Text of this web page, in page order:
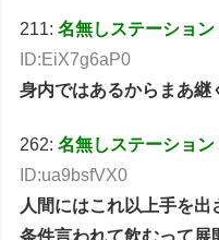
211:名無しステーション
ID:EiX7g6aP0
身内ではあるからまあ継
262:名無しステーション
ID:ua9bsfVX0
人間にはこれ以上手を出
条件言われて飲むって展